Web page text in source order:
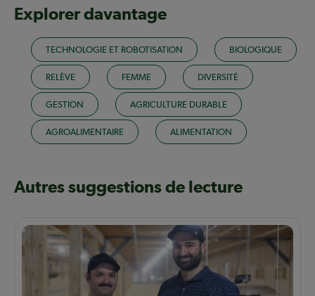
Explorer davantage
TECHNOLOGIE ET ROBOTISATION BIOLOGIQUE
RELÈVE FEMME DIVERSITÉ
GESTION AGRICULTURE DURABLE
AGROALIMENTAIRE ALIMENTATION
Autres suggestions de lecture